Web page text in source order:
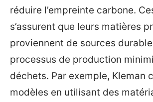
réduire l’empreinte carbone.
s’assurent que leurs matières
proviennent de sources
processus de production
déchets. Par exemple, Kleman
modèles en utilisant des